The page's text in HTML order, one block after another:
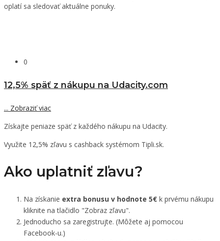
oplatí sa sledovať aktuálne ponuky.
0
12,5% späť z nákupu na Udacity.com
... Zobraziť viac
Získajte peniaze späť z každého nákupu na Udacity.
Využite 12,5% zľavu s cashback systémom Tipli.sk.
Ako uplatniť zľavu?
Na získanie extra bonusu v hodnote 5€ k prvému nákupu
kliknite na tlačidlo "Zobraz zľavu".
Jednoducho sa zaregistrujte. (Môžete aj pomocou
Facebook-u.)